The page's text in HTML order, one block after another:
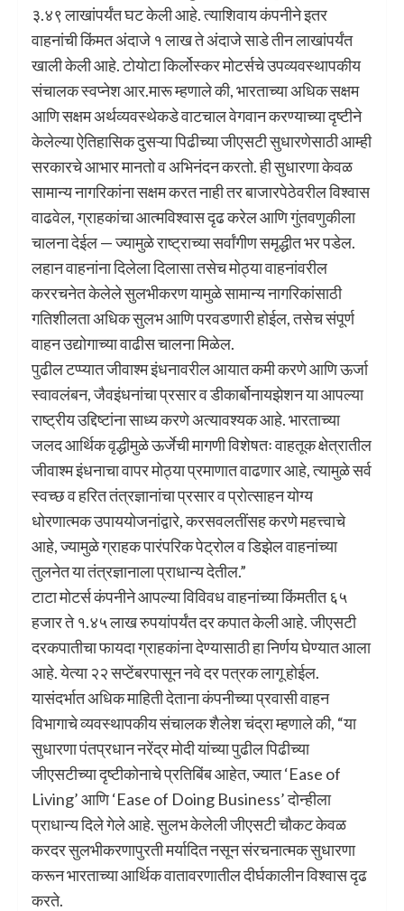
३.४९ लाखांपर्यंत घट केली आहे. त्याशिवाय कंपनीने इतर
वाहनांची किंमत अंदाजे १ लाख ते अंदाजे साडे तीन लाखांपर्यंत
खाली केली आहे. टोयोटा किर्लोस्कर मोटर्सचे उपव्यवस्थापकीय
संचालक स्वप्नेश आर.मारू म्हणाले की, भारताच्या अधिक सक्षम
आणि सक्षम अर्थव्यवस्थेकडे वाटचाल वेगवान करण्याच्या दृष्टीने
केलेल्या ऐतिहासिक दुसऱ्या पिढीच्या जीएसटी सुधारणेसाठी आम्ही
सरकारचे आभार मानतो व अभिनंदन करतो. ही सुधारणा केवळ
सामान्य नागरिकांना सक्षम करत नाही तर बाजारपेठेवरील विश्वास
वाढवेल, ग्राहकांचा आत्मविश्वास दृढ करेल आणि गुंतवणुकीला
चालना देईल — ज्यामुळे राष्ट्राच्या सर्वांगीण समृद्धीत भर पडेल.
लहान वाहनांना दिलेला दिलासा तसेच मोठ्या वाहनांवरील
कररचनेत केलेले सुलभीकरण यामुळे सामान्य नागरिकांसाठी
गतिशीलता अधिक सुलभ आणि परवडणारी होईल, तसेच संपूर्ण
वाहन उद्योगाच्या वाढीस चालना मिळेल.
पुढील टप्प्यात जीवाश्म इंधनावरील आयात कमी करणे आणि ऊर्जा
स्वावलंबन, जैवइंधनांचा प्रसार व डीकार्बोनायझेशन या आपल्या
राष्ट्रीय उद्दिष्टांना साध्य करणे अत्यावश्यक आहे. भारताच्या
जलद आर्थिक वृद्धीमुळे ऊर्जेची मागणी विशेषतः वाहतूक क्षेत्रातील
जीवाश्म इंधनाचा वापर मोठ्या प्रमाणात वाढणार आहे, त्यामुळे सर्व
स्वच्छ व हरित तंत्रज्ञानांचा प्रसार व प्रोत्साहन योग्य
धोरणात्मक उपाययोजनांद्वारे, करसवलतींसह करणे महत्त्वाचे
आहे, ज्यामुळे ग्राहक पारंपरिक पेट्रोल व डिझेल वाहनांच्या
तुलनेत या तंत्रज्ञानाला प्राधान्य देतील.”
टाटा मोटर्स कंपनीने आपल्या विविवध वाहनांच्या किंमतीत ६५
हजार ते १.४५ लाख रुपयांपर्यंत दर कपात केली आहे. जीएसटी
दरकपातीचा फायदा ग्राहकांना देण्यासाठी हा निर्णय घेण्यात आला
आहे. येत्या २२ सप्टेंबरपासून नवे दर पत्रक लागू होईल.
यासंदर्भात अधिक माहिती देताना कंपनीच्या प्रवासी वाहन
विभागाचे व्यवस्थापकीय संचालक शैलेश चंद्रा म्हणाले की, “या
सुधारणा पंतप्रधान नरेंद्र मोदी यांच्या पुढील पिढीच्या
जीएसटीच्या दृष्टीकोनाचे प्रतिबिंब आहेत, ज्यात ‘Ease of
Living’ आणि ‘Ease of Doing Business’ दोन्हीला
प्राधान्य दिले गेले आहे. सुलभ केलेली जीएसटी चौकट केवळ
करदर सुलभीकरणापुरती मर्यादित नसून संरचनात्मक सुधारणा
करून भारताच्या आर्थिक वातावरणातील दीर्घकालीन विश्वास दृढ
करते.